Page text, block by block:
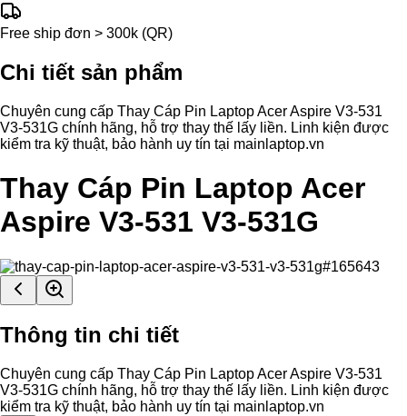
Free ship đơn > 300k (QR)
Chi tiết sản phẩm
Chuyên cung cấp Thay Cáp Pin Laptop Acer Aspire V3-531
V3-531G chính hãng, hỗ trợ thay thế lấy liền. Linh kiện được
kiểm tra kỹ thuật, bảo hành uy tín tại mainlaptop.vn
Thay Cáp Pin Laptop Acer
Aspire V3-531 V3-531G
Thông tin chi tiết
Chuyên cung cấp Thay Cáp Pin Laptop Acer Aspire V3-531
V3-531G chính hãng, hỗ trợ thay thế lấy liền. Linh kiện được
kiểm tra kỹ thuật, bảo hành uy tín tại mainlaptop.vn